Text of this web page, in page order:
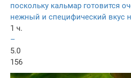
поскольку кальмар готовится
нежный и специфический вкус
1 ч.
–
5.0
156